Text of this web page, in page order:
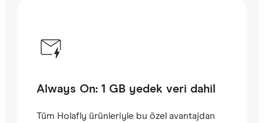
Always On: 1 GB yedek veri dahil
Tüm Holafly ürünleriyle bu özel avantajdan